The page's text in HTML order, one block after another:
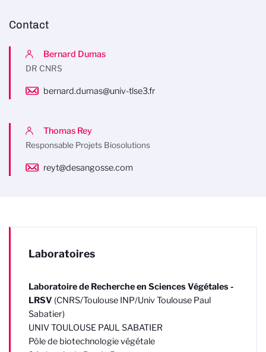
Contact
Bernard Dumas
DR CNRS
bernard.dumas@univ-tlse3.fr
Thomas Rey
Responsable Projets Biosolutions
reyt@desangosse.com
Laboratoires
Laboratoire de Recherche en Sciences Végétales -
LRSV (CNRS/Toulouse INP/Univ Toulouse Paul
Sabatier)
UNIV TOULOUSE PAUL SABATIER
Pôle de biotechnologie végétale